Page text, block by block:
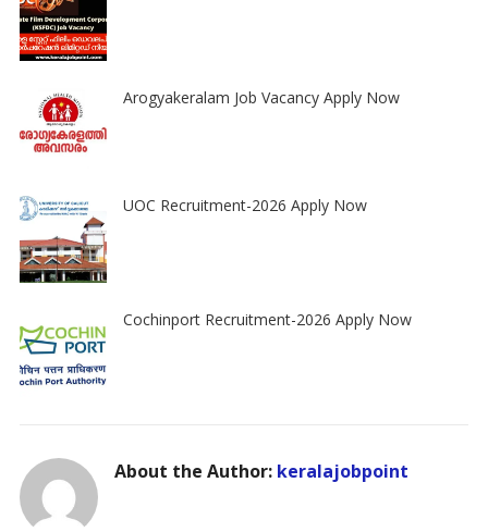
Arogyakeralam Job Vacancy Apply Now
UOC Recruitment-2026 Apply Now
Cochinport Recruitment-2026 Apply Now
About the Author: keralajobpoint